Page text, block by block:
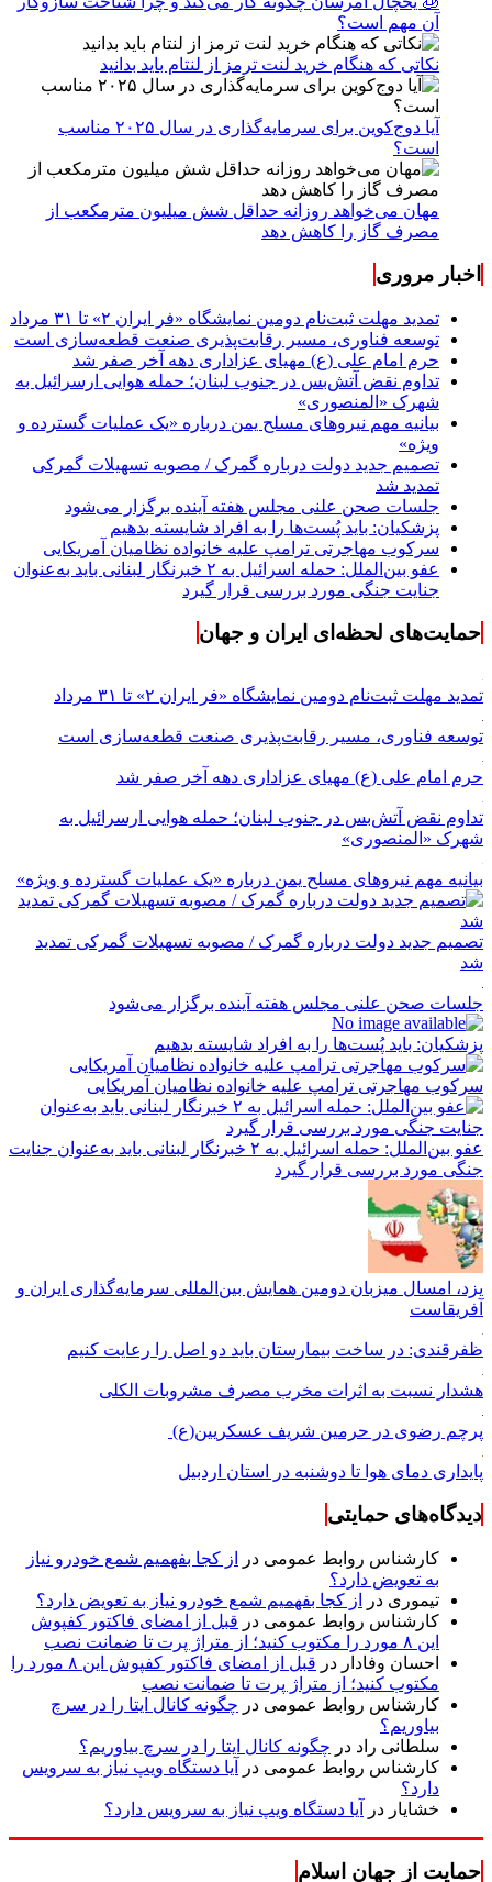
آن مهم است؟
نکاتی که هنگام خرید لنت ترمز از لنتام باید بدانید
آیا دوج‌کوین برای سرمایه‌گذاری در سال ۲۰۲۵ مناسب
است؟
مهان می‌خواهد روزانه حداقل شش میلیون مترمکعب از
مصرف گاز را کاهش دهد
اخبار مروری
تمدید مهلت ثبت‌نام دومین نمایشگاه «فر ایران ۲» تا ۳۱ مرداد
توسعه فناوری، مسیر رقابت‌پذیری صنعت قطعه‌سازی است
حرم امام علی (ع) مهیای عزاداری دهه آخر صفر شد
تداوم نقض آتش‌بس در جنوب لبنان؛ حمله هوایی ارسرائیل به
شهرک «المنصوری»
بیانیه مهم نیروهای مسلح یمن درباره «یک عملیات گسترده و
ویژه»
تصمیم جدید دولت درباره گمرک / مصوبه تسهیلات گمرکی
تمدید شد
جلسات صحن علنی مجلس هفته آینده برگزار می‌شود
پزشکیان: باید پُست‌ها را به افراد شایسته بدهیم
سرکوب مهاجرتی ترامپ علیه خانواده نظامیان آمریکایی
عفو بین‌الملل: حمله اسرائیل به ۲ خبرنگار لبنانی باید به‌عنوان
جنایت جنگی مورد بررسی قرار گیرد
حمایت‌های لحظه‌ای ایران و جهان
تمدید مهلت ثبت‌نام دومین نمایشگاه «فر ایران ۲» تا ۳۱ مرداد
توسعه فناوری، مسیر رقابت‌پذیری صنعت قطعه‌سازی است
حرم امام علی (ع) مهیای عزاداری دهه آخر صفر شد
تداوم نقض آتش‌بس در جنوب لبنان؛ حمله هوایی ارسرائیل به
شهرک «المنصوری»
بیانیه مهم نیروهای مسلح یمن درباره «یک عملیات گسترده و ویژه»
تصمیم جدید دولت درباره گمرک / مصوبه تسهیلات گمرکی تمدید
شد
جلسات صحن علنی مجلس هفته آینده برگزار می‌شود
پزشکیان: باید پُست‌ها را به افراد شایسته بدهیم
سرکوب مهاجرتی ترامپ علیه خانواده نظامیان آمریکایی
عفو بین‌الملل: حمله اسرائیل به ۲ خبرنگار لبنانی باید به‌عنوان جنایت
جنگی مورد بررسی قرار گیرد
یزد، امسال میزبان دومین همایش بین‌المللی سرمایه‌گذاری ایران و
آفریقاست
ظفرقندی: در ساخت بیمارستان باید دو اصل را رعایت کنیم
هشدار نسبت به اثرات مخرب مصرف مشروبات الکلی
پرچم رضوی در حرمین شریف عسکریین(ع)
پایداری دمای هوا تا دوشنبه در استان اردبیل
دیدگاه‌های حمایتی
کارشناس روابط عمومی در
از کجا بفهمیم شمع خودرو نیاز
به تعویض دارد؟
تیموری در
از کجا بفهمیم شمع خودرو نیاز به تعویض دارد؟
کارشناس روابط عمومی در قبل از امضای فاکتور کفپوش
این ۸ مورد را مکتوب کنید؛ از متراژ پرت تا ضمانت نصب
احسان وفادار در
قبل از امضای فاکتور کفپوش این ۸ مورد را
مکتوب کنید؛ از متراژ پرت تا ضمانت نصب
کارشناس روابط عمومی در چگونه کانال ایتا را در سرچ
بیاوریم؟
سلطانی راد در چگونه کانال ایتا را در سرچ بیاوریم؟
کارشناس روابط عمومی در
آیا دستگاه ویپ نیاز به سرویس
دارد؟
خشایار در آیا دستگاه ویپ نیاز به سرویس دارد؟
حمایت از جهان اسلام